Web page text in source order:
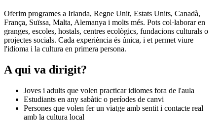
Oferim programes a Irlanda, Regne Unit, Estats Units, Canadà,
França, Suïssa, Malta, Alemanya i molts més. Pots col·laborar en
granges, escoles, hostals, centres ecològics, fundacions culturals o
projectes socials. Cada experiència és única, i et permet viure
l'idioma i la cultura en primera persona.
A qui va dirigit?
Joves i adults que volen practicar idiomes fora de l'aula
Estudiants en any sabàtic o períodes de canvi
Persones que volen fer un viatge amb sentit i contacte real
amb la cultura local